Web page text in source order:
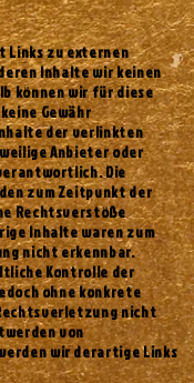
Links zu externen
Inhalte wir keinen
können wir für diese
Gewähr
der verlinkten
Anbieter oder
Die
zum Zeitpunkt der
Rechtsverstöße
Inhalte waren zum
nicht erkennbar.
Kontrolle der
ohne konkrete
nicht
von
wir derartige Links